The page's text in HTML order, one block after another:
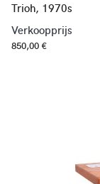
Trioh, 1970s
Verkoopprijs
850,00 €